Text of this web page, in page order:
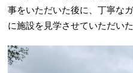
事をいただいた後に、丁寧な
に施設を見学させていただいた